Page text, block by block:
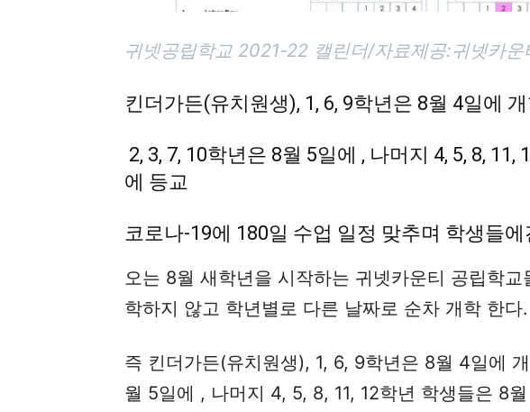
귀넷공립학교 2021-22 캘린더/자료제공:귀넷카운
킨더가든(유치원생), 1, 6, 9학년은 8월 4일에
2, 3, 7, 10학년은 8월 5일에 , 나머지 4, 5, 8,
에 등교
코로나-19에 180일 수업 일정 맞추며 학생들
오는 8월 새학년을 시작하는 귀넷카운티 공립학
학하지 않고 학년별로 다른 날짜로 순차 개학 한다.
즉 킨더가든(유치원생), 1, 6, 9학년은 8월 4일에
월 5일에 , 나머지 4, 5, 8, 11, 12학년 학생들은 8